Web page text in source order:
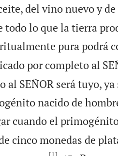
del vino nuevo y de
todo lo que la tierra
pura podrá
por completo al
SEÑOR será tuyo,
nacido de
cuando el
cinco monedas de